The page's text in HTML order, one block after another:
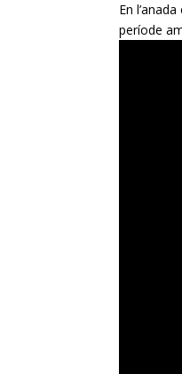
En
període